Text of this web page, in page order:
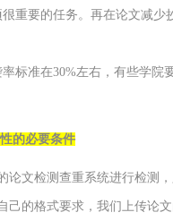
重要的任务。再在论文减
标准在30%左右，有些学院
的必要条件
论文检测查重系统进行检测
己的格式要求，我们上传论